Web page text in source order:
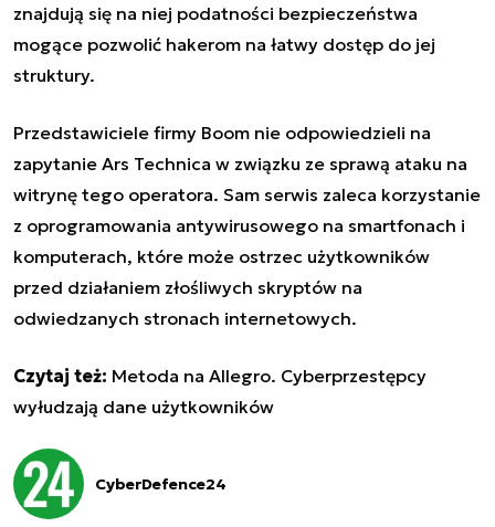
znajdują się na niej podatności bezpieczeństwa
mogące pozwolić hakerom na łatwy dostęp do jej
struktury.
Przedstawiciele firmy Boom nie odpowiedzieli na
zapytanie Ars Technica w związku ze sprawą ataku na
witrynę tego operatora. Sam serwis zaleca korzystanie
z oprogramowania antywirusowego na smartfonach i
komputerach, które może ostrzec użytkowników
przed działaniem złośliwych skryptów na
odwiedzanych stronach internetowych.
Czytaj też: Metoda na Allegro. Cyberprzestępcy
wyłudzają dane użytkowników
CyberDefence24